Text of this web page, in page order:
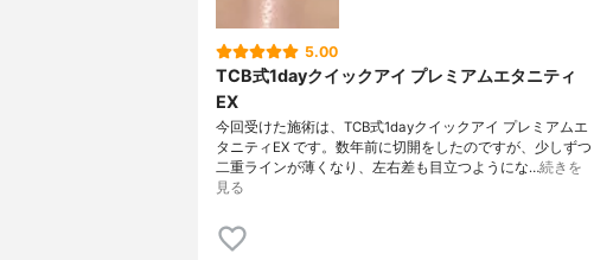
5.00
TCB式1dayクイックアイ プレミアムエタニティ
EX
今回受けた施術は、TCB式1dayクイックアイ プレミアムエ
タニティEX です。数年前に切開をしたのですが、少しずつ
二重ラインが薄くなり、左右差も目立つようにな…続きを
見る